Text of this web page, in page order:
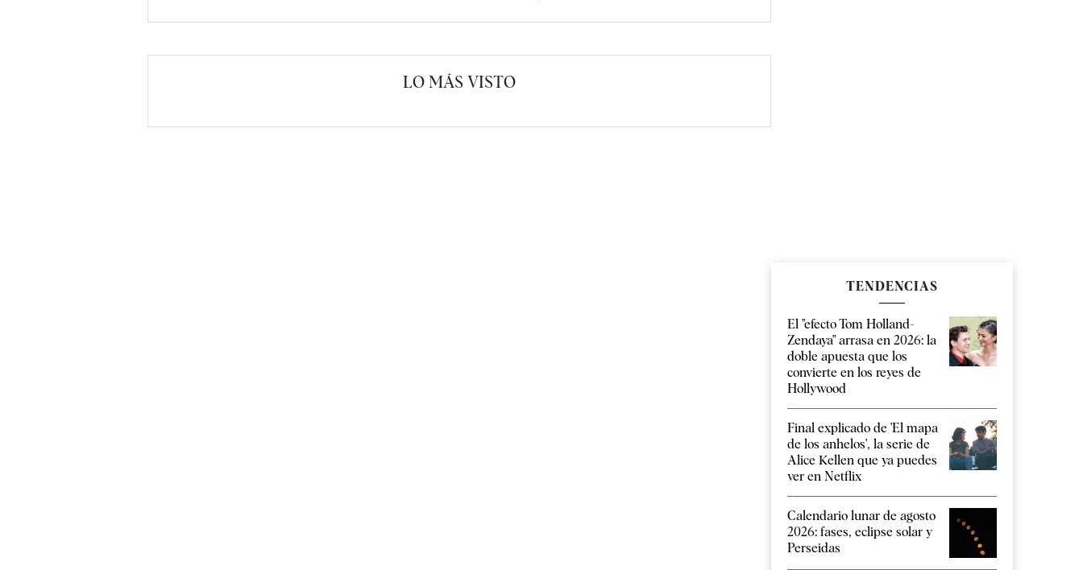
LO MÁS VISTO
TENDENCIAS
El "efecto Tom Holland-
Zendaya" arrasa en 2026: la
doble apuesta que los
convierte en los reyes de
Hollywood
Final explicado de 'El mapa
de los anhelos', la serie de
Alice Kellen que ya puedes
ver en Netflix
Calendario lunar de agosto
2026: fases, eclipse solar y
Perseidas